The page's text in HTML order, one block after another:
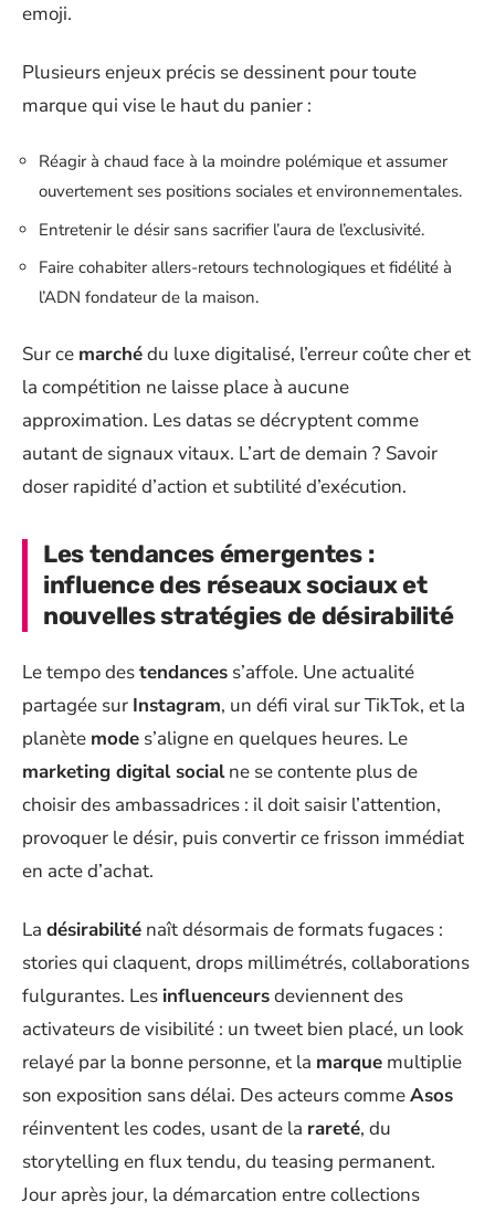
emoji.
Plusieurs enjeux précis se dessinent pour toute
marque qui vise le haut du panier :
Réagir à chaud face à la moindre polémique et assumer
ouvertement ses positions sociales et environnementales.
Entretenir le désir sans sacrifier l’aura de l’exclusivité.
Faire cohabiter allers-retours technologiques et fidélité à
l’ADN fondateur de la maison.
Sur ce marchédu luxe digitalisé, l’erreur coûte cher et
la compétition ne laisse place à aucune
approximation. Les datas se décryptent comme
autant de signaux vitaux. L’art de demain ? Savoir
doser rapidité d’action et subtilité d’exécution.
Les tendances émergentes :
influence des réseaux sociaux et
nouvelles stratégies de désirabilité
Le tempo destendances s’affole. Une actualité
partagée sur Instagram, un défi viral sur TikTok, et la
planète mode s’aligne en quelques heures. Le
marketing digital socialne se contente plus de
choisir des ambassadrices : il doit saisir l’attention,
provoquer le désir, puis convertir ce frisson immédiat
en acte d’achat.
La désirabilité naît désormais de formats fugaces :
stories qui claquent, drops millimétrés, collaborations
fulgurantes. Les influenceursdeviennent des
activateurs de visibilité : un tweet bien placé, un look
relayé par la bonne personne, et la marque multiplie
son exposition sans délai. Des acteurs commeAsos
réinventent les codes, usant de la rareté, du
storytelling en flux tendu, du teasing permanent.
Jour après jour, la démarcation entre collections